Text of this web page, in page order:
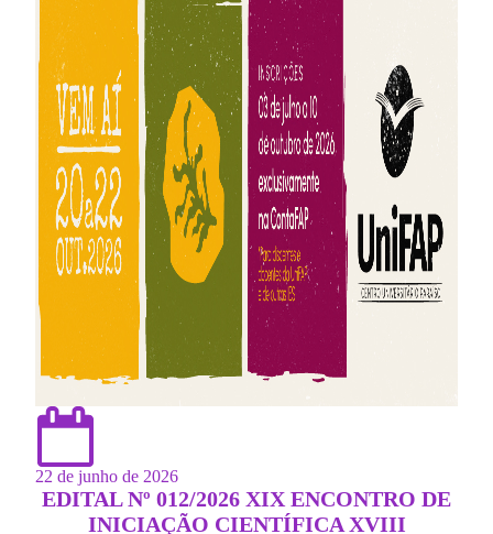
22 de junho de 2026
EDITAL Nº 012/2026 XIX ENCONTRO DE
INICIAÇÃO CIENTÍFICA XVIII